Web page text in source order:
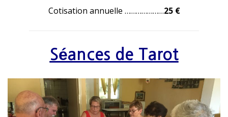
Cotisation annuelle …………………25 €
Séances de Tarot